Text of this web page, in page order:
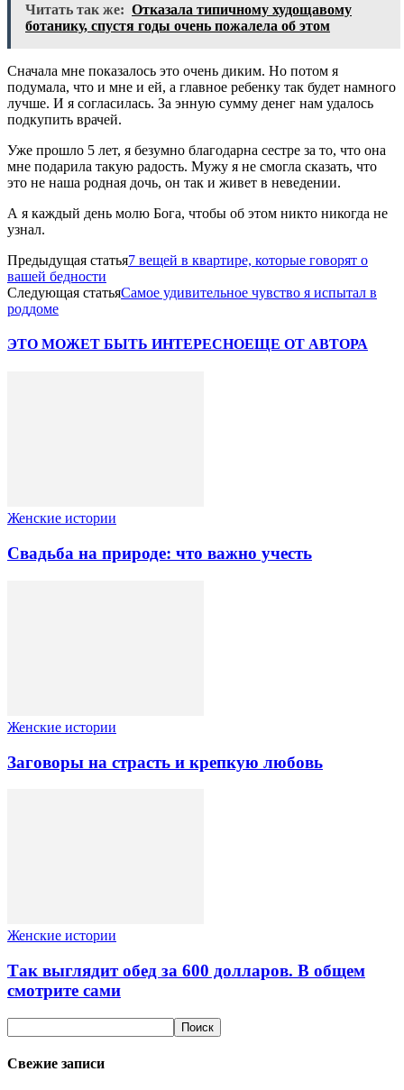
Читать так же: Отказала типичному худощавому
ботанику, спустя годы очень пожалела об этом
Сначала мне показалось это очень диким. Но потом я
подумала, что и мне и ей, а главное ребенку так будет намного
лучше. И я согласилась. За энную сумму денег нам удалось
подкупить врачей.
Уже прошло 5 лет, я безумно благодарна сестре за то, что она
мне подарила такую радость. Мужу я не смогла сказать, что
это не наша родная дочь, он так и живет в неведении.
А я каждый день молю Бога, чтобы об этом никто никогда не
узнал.
Предыдущая статья7 вещей в квартире, которые говорят о
вашей бедности
Следующая статьяСамое удивительное чувство я испытал в
роддоме
ЭТО МОЖЕТ БЫТЬ ИНТЕРЕСНОЕЩЕ ОТ АВТОРА
Женские истории
Свадьба на природе: что важно учесть
Женские истории
Заговоры на страсть и крепкую любовь
Женские истории
Так выглядит обед за 600 долларов. В общем
смотрите сами
Свежие записи